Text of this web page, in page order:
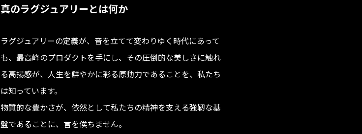
真のラグジュアリーとは何か
ラグジュアリーの定義が、音を立てて変わりゆく時代にあって
も、最高峰のプロダクトを手にし、その圧倒的な美しさに触れ
る高揚感が、人生を鮮やかに彩る原動力であることを、私たち
は知っています。
物質的な豊かさが、依然として私たちの精神を支える強靭な基
盤であることに、言を俟ちません。